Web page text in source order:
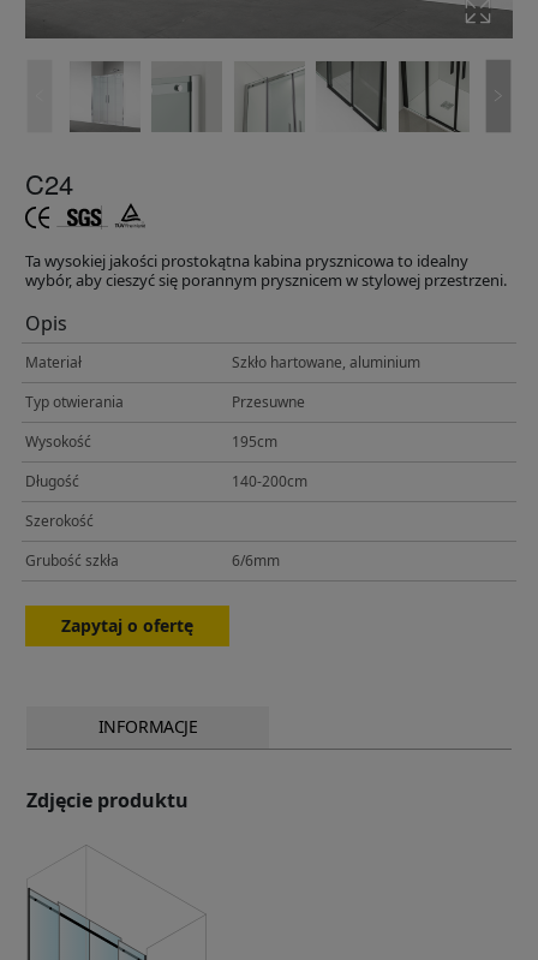
C24
Ta wysokiej jakości prostokątna kabina prysznicowa to idealny
wybór, aby cieszyć się porannym prysznicem w stylowej przestrzeni.
Opis
Materiał
Szkło hartowane, aluminium
Typ otwierania
Przesuwne
Wysokość
195cm
Długość
140-200cm
Szerokość
Grubość szkła
6/6mm
Zapytaj o ofertę
INFORMACJE
Zdjęcie produktu